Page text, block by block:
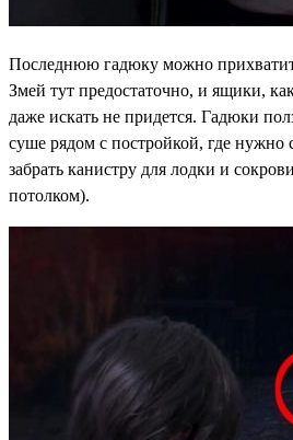
Последнюю гадюку можно
Змей тут предостаточно, и ящики,
даже искать не придется. Гадюки
суше рядом с постройкой, где нужно
забрать канистру для лодки и
потолком).